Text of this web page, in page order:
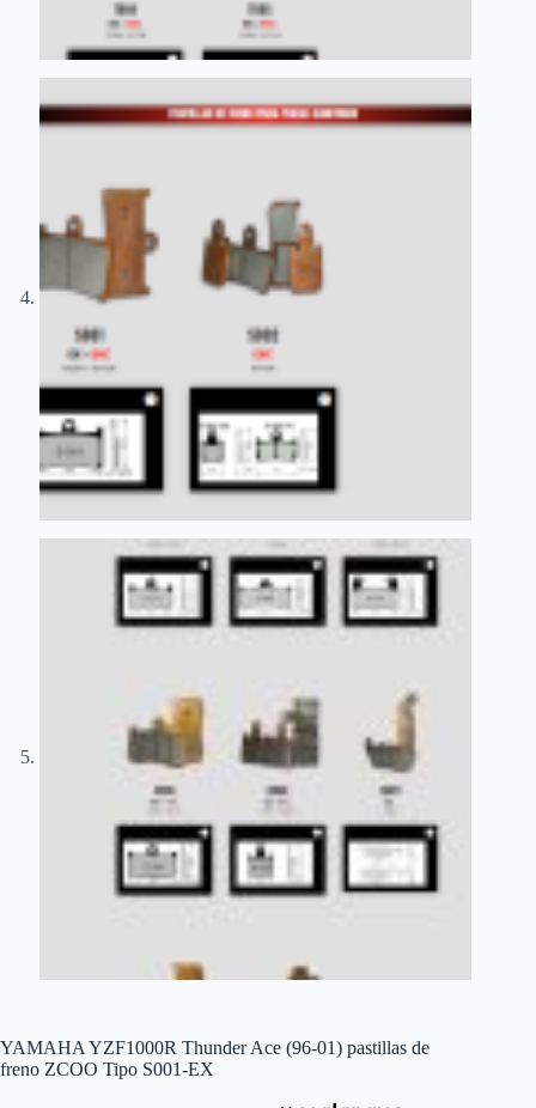
YAMAHA YZF1000R Thunder Ace (96-01) pastillas de
freno ZCOO Tipo S001-EX